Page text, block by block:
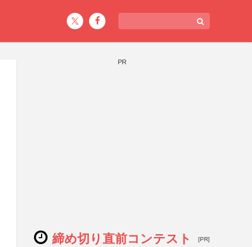
PR
締め切り直前コンテスト [PR]